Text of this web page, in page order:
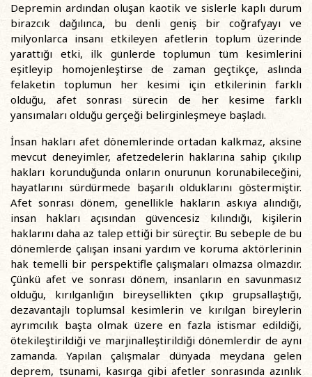
Depremin ardından oluşan kaotik ve sislerle kaplı durum
birazcık dağılınca, bu denli geniş bir coğrafyayı ve
milyonlarca insanı etkileyen afetlerin toplum üzerinde
yarattığı etki, ilk günlerde toplumun tüm kesimlerini
eşitleyip homojenleştirse de zaman geçtikçe, aslında
felaketin toplumun her kesimi için etkilerinin farklı
olduğu, afet sonrası sürecin de her kesime farklı
yansımaları olduğu gerçeği belirginleşmeye başladı.
İnsan hakları afet dönemlerinde ortadan kalkmaz, aksine
mevcut deneyimler, afetzedelerin haklarına sahip çıkılıp
hakları korunduğunda onların onurunun korunabileceğini,
hayatlarını sürdürmede başarılı olduklarını göstermiştir.
Afet sonrası dönem, genellikle hakların askıya alındığı,
insan hakları açısından güvencesiz kılındığı, kişilerin
haklarını daha az talep ettiği bir süreçtir. Bu sebeple de bu
dönemlerde çalışan insani yardım ve koruma aktörlerinin
hak temelli bir perspektifle çalışmaları olmazsa olmazdır.
Çünkü afet ve sonrası dönem, insanların en savunmasız
olduğu, kırılganlığın bireysellikten çıkıp grupsallaştığı,
dezavantajlı toplumsal kesimlerin ve kırılgan bireylerin
ayrımcılık başta olmak üzere en fazla istismar edildiği,
ötekileştirildiği ve marjinalleştirildiği dönemlerdir de aynı
zamanda. Yapılan çalışmalar dünyada meydana gelen
deprem, tsunami, kasırga gibi afetler sonrasında azınlık